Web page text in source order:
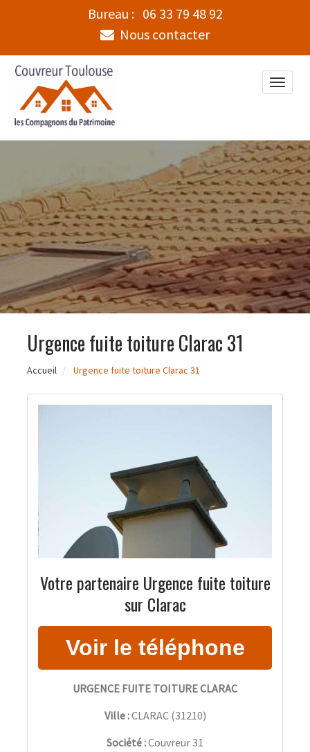
Bureau : 06 33 79 48 92
Nous contacter
Toggle
Urgence fuite toiture Clarac 31
Accueil Urgence fuite toiture Clarac 31
Votre partenaire Urgence fuite toiture
sur Clarac
URGENCE FUITE TOITURE CLARAC
Ville :CLARAC(31210)
Société :Couvreur 31